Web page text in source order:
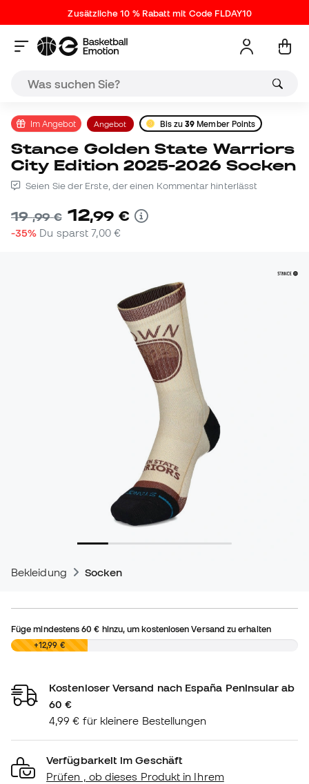
Zusätzliche 10 % Rabatt mit Code FLDAY10
Im Angebot Angebot Bis zu39 Member Points
Stance Golden State Warriors
City Edition 2025-2026 Socken
Seien Sie der Erste, der einen Kommentar hinterlässt
19,99 € 12,99 €
-35% Du sparst7,00 €
Bekleidung Socken
Füge mindestens60 € hinzu, um kostenlosen Versand zu erhalten
0,00 €+12,99 €
Kostenloser Versand nach España Peninsular ab
60 €
4,99 € für kleinere Bestellungen
Verfügbarkeit im Geschäft
Prüfen , ob dieses Produkt in Ihrem